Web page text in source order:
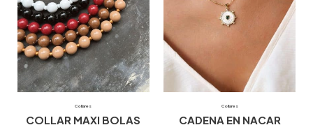
Collares
COLLAR MAXI BOLAS
Collares
CADENA EN NACAR